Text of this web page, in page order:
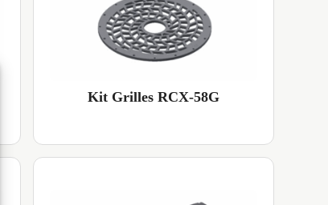
Kit Grilles RCX-58G